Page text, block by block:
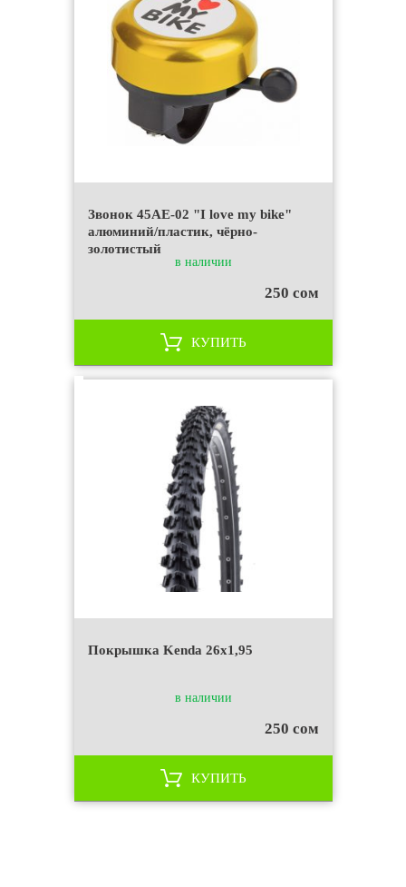
Звонок 45AE-02 "I love my bike"
алюминий/пластик, чёрно-
золотистый
в наличии
250 сом
КУПИТЬ
Покрышка Kenda 26x1,95
в наличии
250 сом
КУПИТЬ